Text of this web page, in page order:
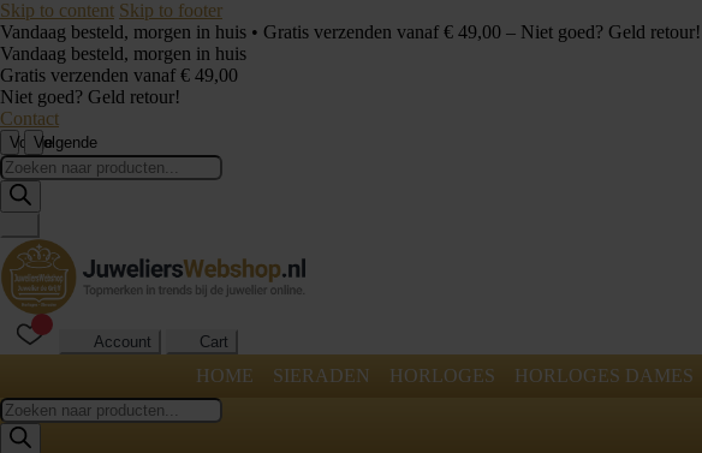
Skip to content Skip to footer
Vandaag besteld, morgen in huis • Gratis verzenden vanaf € 49,00 – Niet goed? Geld retour!
Vandaag besteld, morgen in huis
Gratis verzenden vanaf € 49,00
Niet goed? Geld retour!
Contact
VorigeVolgende
Producten
zoeken
Account Cart
HOME SIERADEN HORLOGES HORLOGES DAMES
Producten
zoeken